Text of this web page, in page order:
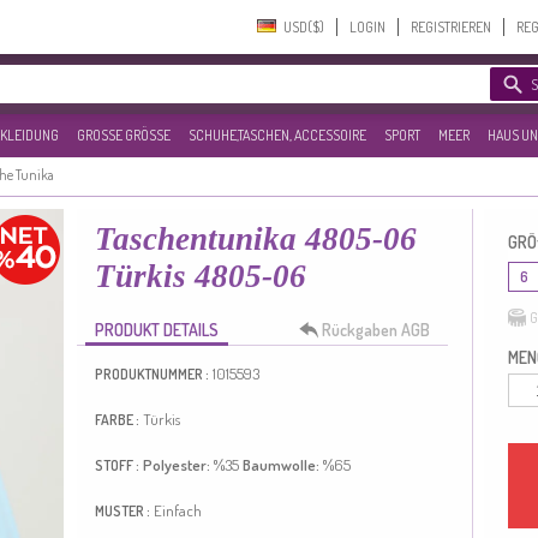
USD($)‎ LOGIN REGISTRIEREN
GROSSE GRÖSSE SCHUHE,TASCHEN, ACCESSOIRE SPORT MEER HAUS
Tunika
Taschentunika 4805-06
Türkis 4805-06
PRODUKT DETAILS Rückgaben AGB
PRODUKTNUMMER : 1015593
FARBE : Türkis
STOFF : Polyester: %35Baumwolle: %65
MUSTER : Einfach
6